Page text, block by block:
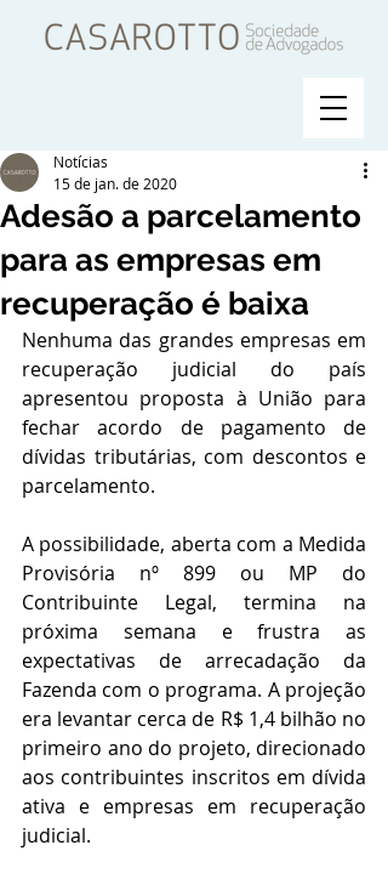
Adesão a parcelamento
para as empresas em
recuperação é baixa
Notícias
15 de jan. de 2020
Nenhuma das grandes empresas em
recuperação judicial do país
apresentou proposta à União para
fechar acordo de pagamento de
dívidas tributárias, com descontos e
parcelamento.
A possibilidade, aberta com a Medida
Provisória nº 899 ou MP do
Contribuinte Legal, termina na
próxima semana e frustra as
expectativas de arrecadação da
Fazenda com o programa. A projeção
era levantar cerca de R$ 1,4 bilhão no
primeiro ano do projeto, direcionado
aos contribuintes inscritos em dívida
ativa e empresas em recuperação
judicial.